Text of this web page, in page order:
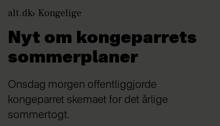
alt.dk Kongelige
Nyt om kongeparrets
sommerplaner
Onsdag morgen offentliggjorde
kongeparret skemaet for det årlige
sommertogt.